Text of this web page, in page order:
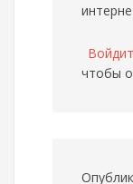
чтобы